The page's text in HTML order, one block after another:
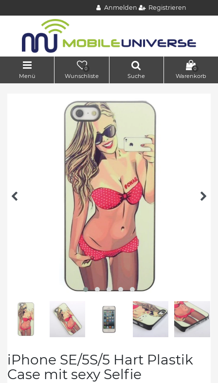
Anmelden Registrieren
Menü
0
Wunschliste Suche
0
Warenkorb
iPhone SE/5S/5 Hart Plastik
Case mit sexy Selfie